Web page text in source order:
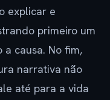
explicar e
primeiro um
causa. No fim,
narrativa não
até para a vida